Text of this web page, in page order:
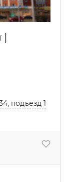
|
подъезд 1